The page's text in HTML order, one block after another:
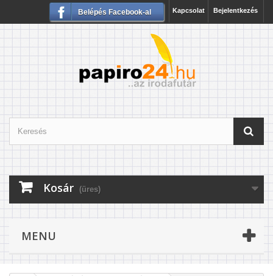
Bejelentkezés
Kapcsolat
Belépés Facebook-al
Kosár (üres)
MENU